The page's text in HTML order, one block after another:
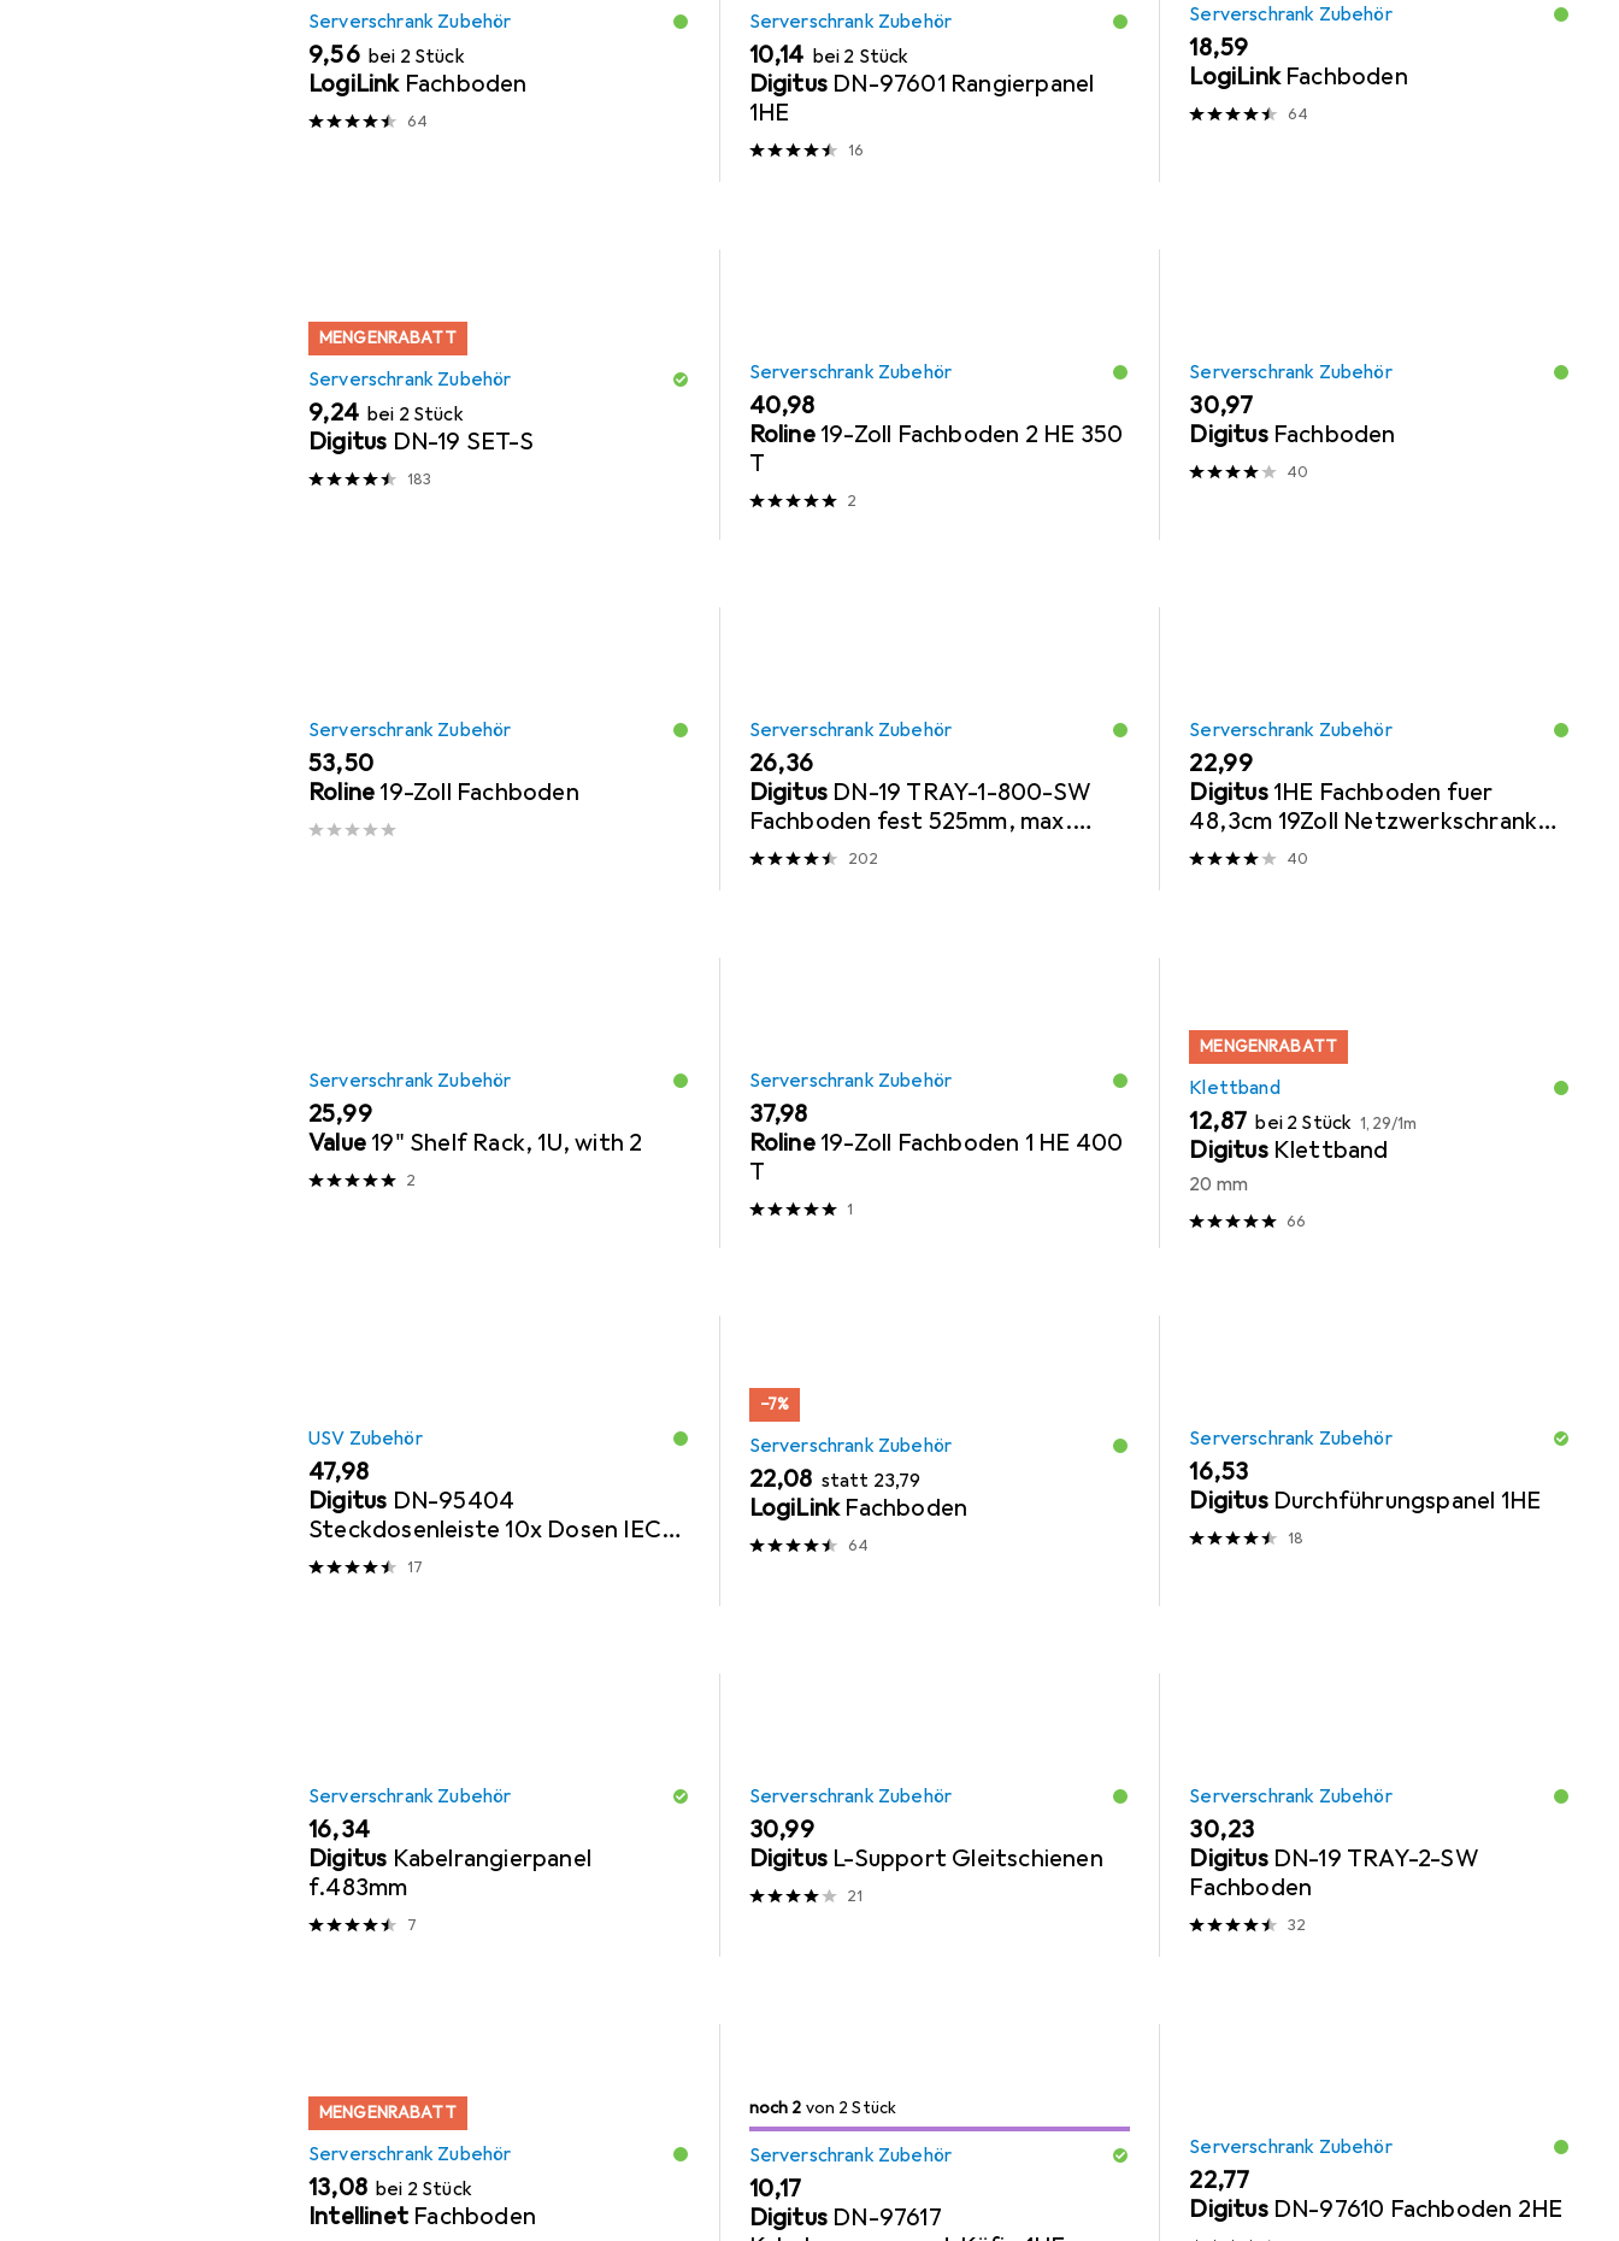
Serverschrank Zubehör
EUR
9,56 bei 2 Stück
LogiLink Fachboden
64
Serverschrank Zubehör
EUR
10,14 bei 2 Stück
Digitus DN-97601 Rangierpanel
1HE
16
Serverschrank Zubehör
EUR
18,59
LogiLink Fachboden
64
MENGENRABATT
Serverschrank Zubehör
EUR
9,24 bei 2 Stück
Digitus DN-19 SET-S
183
Serverschrank Zubehör
EUR
40,98
Roline 19-Zoll Fachboden 2 HE 350
T
2
Serverschrank Zubehör
EUR
30,97
Digitus Fachboden
40
Serverschrank Zubehör
EUR
53,50
Roline 19-Zoll Fachboden
Serverschrank Zubehör
EUR
26,36
Digitus DN-19 TRAY-1-800-SW
Fachboden fest 525mm, max.
50kg schwarz
202
Serverschrank Zubehör
EUR
22,99
Digitus 1HE Fachboden fuer
48,3cm 19Zoll Netzwerkschrank
RAL9005 schwarz fuer 600mm
40
Serverschrank Zubehör
EUR
25,99
Value 19" Shelf Rack, 1U, with 2
2
Serverschrank Zubehör
EUR
37,98
Roline 19-Zoll Fachboden 1 HE 400
T
1
MENGENRABATT
Klettband
EUR
12,87 bei 2 Stück EUR
1,29/1m
Digitus Klettband
20 mm
66
USV Zubehör
EUR
47,98
Digitus DN-95404
Steckdosenleiste 10x Dosen IEC
C13
17
−7%
Serverschrank Zubehör
EUR
22,08 statt EUR
23,79
LogiLink Fachboden
64
Serverschrank Zubehör
EUR
16,53
Digitus Durchführungspanel 1HE
18
Serverschrank Zubehör
EUR
16,34
Digitus Kabelrangierpanel
f.483mm
7
Serverschrank Zubehör
EUR
30,99
Digitus L-Support Gleitschienen
21
Serverschrank Zubehör
EUR
30,23
Digitus DN-19 TRAY-2-SW
Fachboden
32
MENGENRABATT
Serverschrank Zubehör
EUR
13,08 bei 2 Stück
Intellinet Fachboden
2/ 2
2von 2 Stück
noch 2 von 2 Stück
Serverschrank Zubehör
EUR
10,17
Digitus DN-97617
Serverschrank Zubehör
EUR
22,77
Digitus DN-97610 Fachboden 2HE